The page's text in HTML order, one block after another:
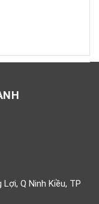
Q Ninh Kiều, TP